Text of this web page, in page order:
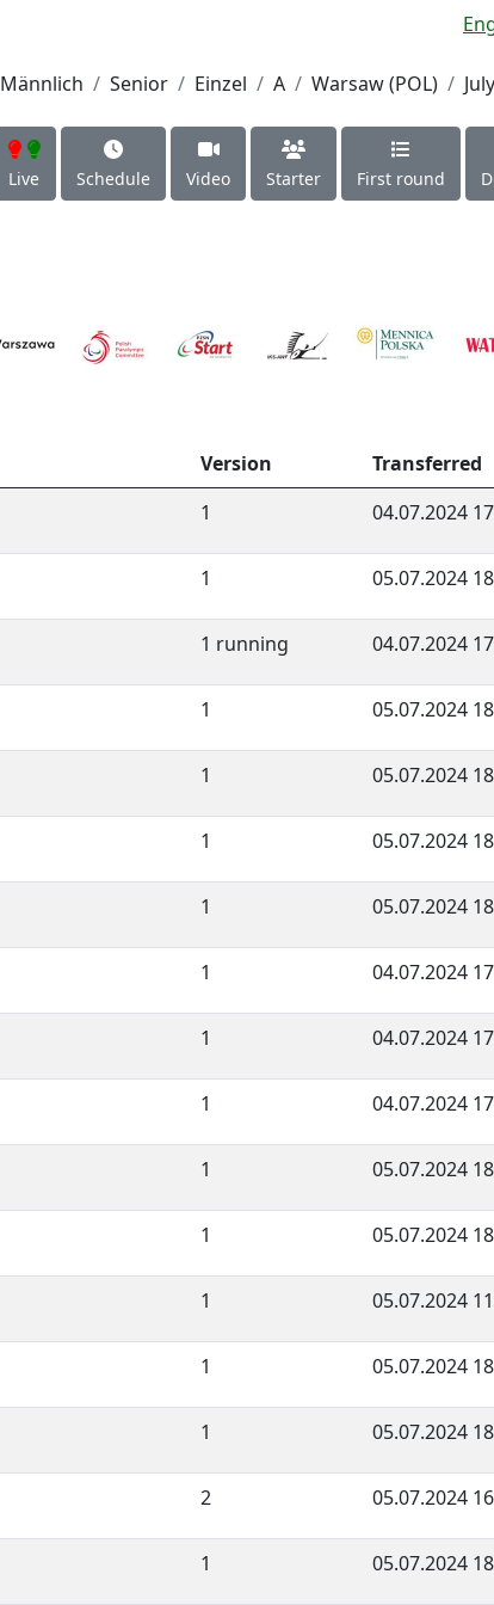
Männlich Senior Einzel A Warsaw (POL)
Live Schedule Video Starter First round
Version Transferred
1 04.07.2024
1 05.07.2024
1 running 04.07.2024
1 05.07.2024
1 05.07.2024
1 05.07.2024
1 05.07.2024
1 04.07.2024
1 04.07.2024
1 04.07.2024
1 05.07.2024
1 05.07.2024
1 05.07.2024
1 05.07.2024
1 05.07.2024
2 05.07.2024
1 05.07.2024